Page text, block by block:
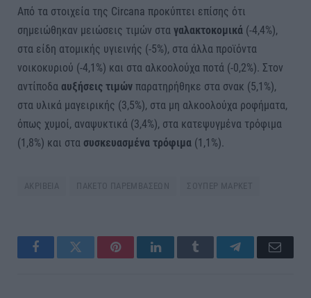
Από τα στοιχεία της Circana προκύπτει επίσης ότι
σημειώθηκαν μειώσεις τιμών στα γαλακτοκομικά (-4,4%),
στα είδη ατομικής υγιεινής (-5%), στα άλλα προϊόντα
νοικοκυριού (-4,1%) και στα αλκοολούχα ποτά (-0,2%). Στον
αντίποδα αυξήσεις τιμών παρατηρήθηκε στα σνακ (5,1%),
στα υλικά μαγειρικής (3,5%), στα μη αλκοολούχα ροφήματα,
όπως χυμοί, αναψυκτικά (3,4%), στα κατεψυγμένα τρόφιμα
(1,8%) και στα συσκευασμένα τρόφιμα (1,1%).
ΑΚΡΙΒΕΙΑ ΠΑΚΕΤΟ ΠΑΡΕΜΒΑΣΕΩΝ ΣΟΥΠΕΡ ΜΑΡΚΕΤ
FacebookTwitter PinterestLinkedInTumblr TelegramEmail